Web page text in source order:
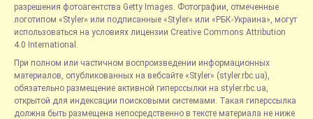
разрешения фотоагентства Getty Images. Фотографии, отмеченные
логотипом «Styler» или подписанные «Styler» или «РБК-Украина», могут
использоваться на условиях лицензии Creative Commons Attribution
4.0 International.
При полном или частичном воспроизведении информационных
материалов, опубликованных на вебсайте «Styler» (styler.rbc.ua),
обязательно размещение активной гиперссылки на styler.rbc.ua,
открытой для индексации поисковыми системами. Такая гиперссылка
должна быть размещена непосредственно в тексте материала не ниже